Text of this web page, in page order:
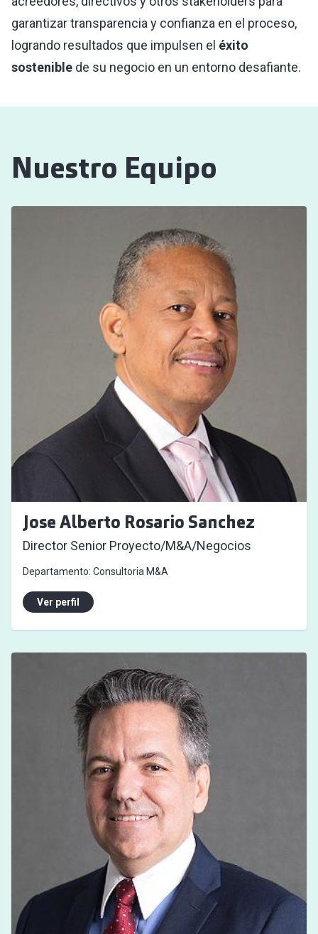
garantizar transparencia y confianza en el proceso,
logrando resultados que impulsen el éxito
sostenible de su negocio en un entorno desafiante.
Nuestro Equipo
Jose Alberto Rosario Sanchez
Director Senior Proyecto/M&A/Negocios
Departamento: Consultoria M&A
Ver perfil